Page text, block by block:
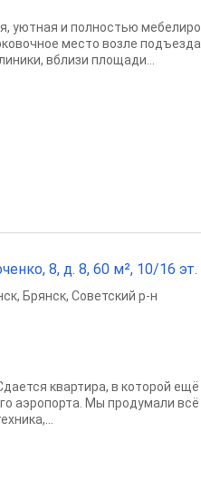
уютная и полностью
место возле
вблизи площади...
8, д. 8, 60 м², 10/16 эт.
, Брянск, Советский р-н
квартира, в которой
аэропорта. Мы продумали